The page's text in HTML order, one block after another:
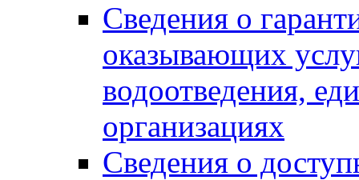
Сведения о
оказывающих
водоотведения,
организациях
Сведения о